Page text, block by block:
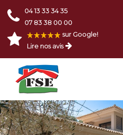
04 13 33 34 35
07 83 38 00 00
sur Google!
Lire nos avis